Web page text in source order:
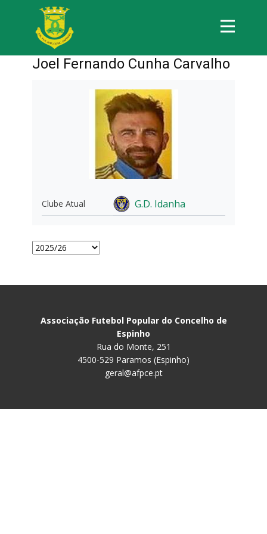
Joel Fernando Cunha Carvalho
Clube Atual G.D. Idanha
Associação Futebol Popular do Concelho de
Espinho
Rua do Monte, 251
4500-529 Paramos (Espinho)
geral@afpce.pt